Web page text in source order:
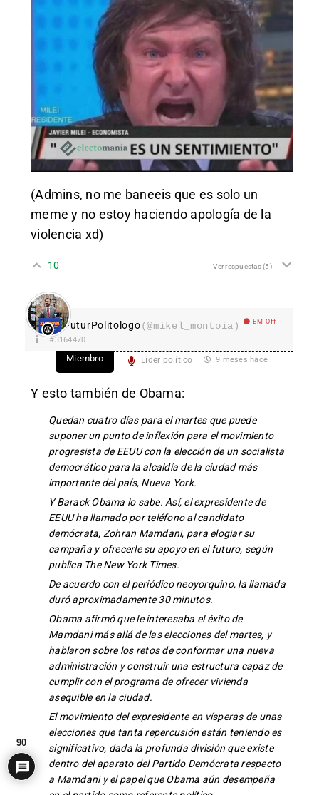
(Admins, no me baneeis que es solo un
meme y no estoy haciendo apología de la
violencia xd)
10 Ver respuestas(5)
FuturPolitologo(@mikel_montoia) EM Off
#3164470
Miembro Líder político 9 meses hace
Y esto también de Obama:
Quedan cuatro días para el martes que puede
suponer un punto de inflexión para el movimiento
progresista de EEUU con la elección de un socialista
democrático para la alcaldía de la ciudad más
importante del país, Nueva York.
Y Barack Obama lo sabe. Así, el expresidente de
EEUU ha llamado por teléfono al candidato
demócrata, Zohran Mamdani, para elogiar su
campaña y ofrecerle su apoyo en el futuro, según
publica The New York Times.
De acuerdo con el periódico neoyorquino, la llamada
duró aproximadamente 30 minutos.
Obama afirmó que le interesaba el éxito de
Mamdani más allá de las elecciones del martes, y
hablaron sobre los retos de conformar una nueva
administración y construir una estructura capaz de
cumplir con el programa de ofrecer vivienda
asequible en la ciudad.
El movimiento del expresidente en vísperas de unas
elecciones que tanta repercusión están teniendo es
significativo, dada la profunda división que existe
dentro del aparato del Partido Demócrata respecto
a Mamdani y el papel que Obama aún desempeña
90